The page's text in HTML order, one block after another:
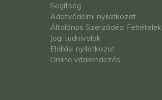
Segítség
Adatvédelmi nyilatkozat
Általános Szerződési Feltételek
Jogi tudnivalók
Elállási nyilatkozat
Online vitarendezés